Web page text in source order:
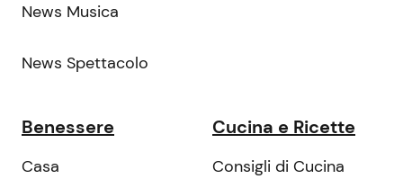
News Musica
News Spettacolo
Benessere
Casa
Cucina e Ricette
Consigli di Cucina